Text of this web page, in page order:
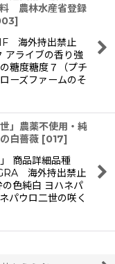
農林水産省登録
]
海外持出禁止
アライブの香り強
糖度糖度７（プチ
ーズファームのそ
」農薬不使用・純
白薔薇 [017]
商品詳細品種
海外持出禁止
色純白 ヨハネパ
パウロ二世の咲く